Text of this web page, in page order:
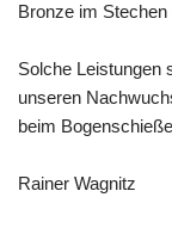
Bronze im
Solche Leistungen
unseren
beim
Rainer Wagnitz